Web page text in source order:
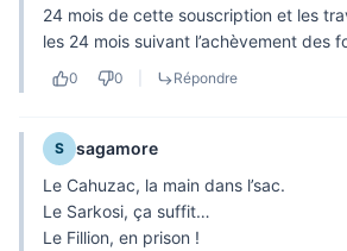
24 mois de cette souscription et les
les 24 mois suivant l’achèvement des
0 0 Répondre
S sagamore
Le Cahuzac, la main dans l’sac.
Le Sarkosi, ça suffit…
Le Fillion, en prison !